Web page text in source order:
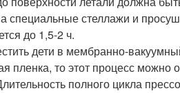
специальные стеллажи и
до 1,5-2 ч.
дети в мембранно-
пленка, то этот процесс можно
полного цикла